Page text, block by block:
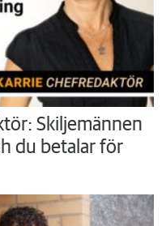
Skiljemännen
du betalar för